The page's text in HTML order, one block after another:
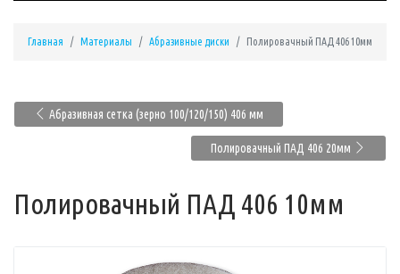
Главная Материалы Абразивные диски Полировачный ПАД 406 10мм
Абразивная сетка (зерно 100/120/150) 406 мм
Полировачный ПАД 406 20мм
Полировачный ПАД 406 10мм